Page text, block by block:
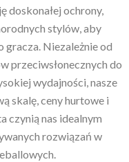
doskonałej ochrony,
stylów, aby
gracza. Niezależnie od
przeciwsłonecznych do
wydajności, nasze
skalę, ceny hurtowe i
czynią nas idealnym
rozwiązań w